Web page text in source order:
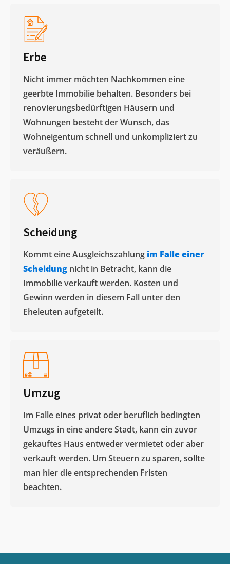
Erbe
Nicht immer möchten Nachkommen eine
geerbte Immobilie behalten. Besonders bei
renovierungsbedürftigen Häusern und
Wohnungen besteht der Wunsch, das
Wohneigentum schnell und unkompliziert zu
veräußern. ​
Scheidung
Kommt eine Ausgleichszahlung im Falle einer
Scheidung nicht in Betracht, kann die
Immobilie verkauft werden. Kosten und
Gewinn werden in diesem Fall unter den
Eheleuten aufgeteilt.​
Umzug
Im Falle eines privat oder beruflich bedingten
Umzugs in eine andere Stadt, kann ein zuvor
gekauftes Haus entweder vermietet oder aber
verkauft werden. Um Steuern zu sparen, sollte
man hier die entsprechenden Fristen
beachten.